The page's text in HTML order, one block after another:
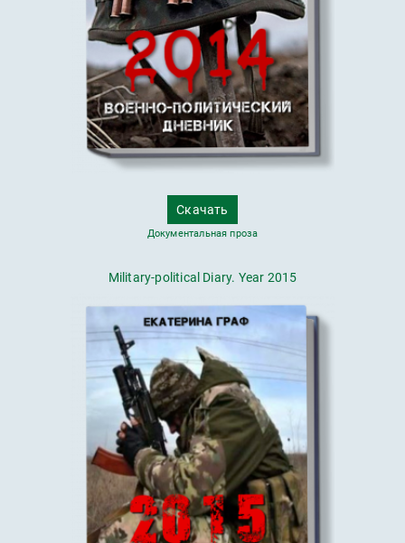
Скачать
Документальная проза
Military-political Diary. Year 2015